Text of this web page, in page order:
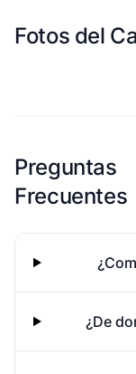
Fotos del
Preguntas
Frecuentes
¿De